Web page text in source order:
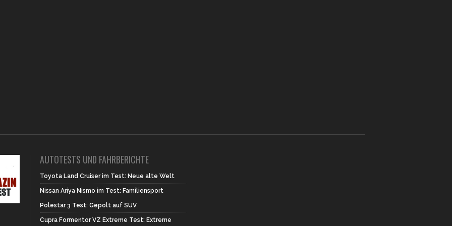
AUTOTESTS UND FAHRBERICHTE
Toyota Land Cruiser im Test: Neue alte Welt
Nissan Ariya Nismo im Test: Familiensport
Polestar 3 Test: Gepolt auf SUV
Cupra Formentor VZ Extreme Test: Extreme